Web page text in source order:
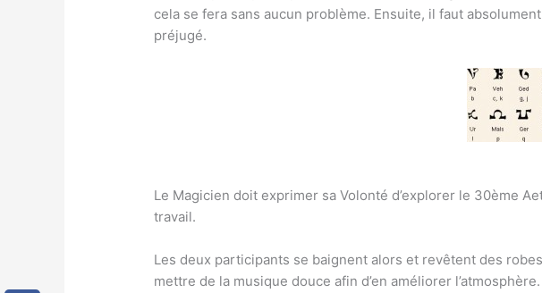
cela se fera sans aucun problème. Ensuite, il faut
préjugé.
Le Magicien doit exprimer sa Volonté d’explorer le 30ème
travail.
Les deux participants se baignent alors et revêtent des
mettre de la musique douce afin d’en améliorer